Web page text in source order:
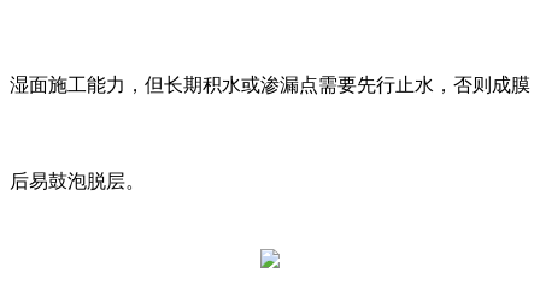
湿面施工能力，但长期积水或渗漏点需要先行止水，否则成膜
后易鼓泡脱层。